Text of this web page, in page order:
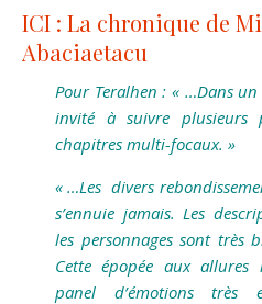
ICI : La chronique de
Abaciaetacu
Pour Teralhen : « …Dans
invité à suivre plusieurs
chapitres multi-focaux. »
« …Les divers
s’ennuie jamais. Les
les personnages sont très
Cette épopée aux
panel d’émotions très